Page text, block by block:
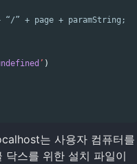
” + page + paramString;
’ )
는 사용자 컴퓨터를
닥스를 위한 설치 파일이